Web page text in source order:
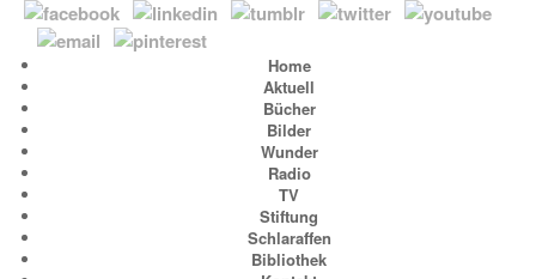
Home
Aktuell
Bücher
Bilder
Wunder
Radio
TV
Stiftung
Schlaraffen
Bibliothek